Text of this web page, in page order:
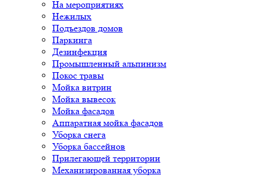
На мероприятиях
Нежилых
Подъездов домов
Паркинга
Дезинфекция
Промышленный альпинизм
Покос травы
Мойка витрин
Мойка вывесок
Мойка фасадов
Аппаратная мойка фасадов
Уборка снега
Уборка бассейнов
Прилегающей территории
Механизированная уборка